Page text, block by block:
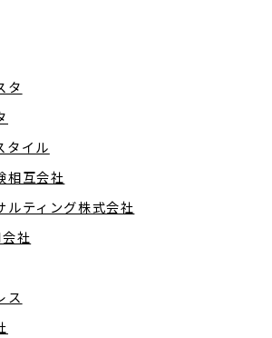
タ
タイル
相互会社
ルティング株式会社
社
ス